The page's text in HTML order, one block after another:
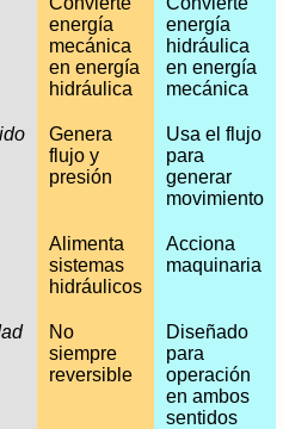
energía
mecánica
en energía
hidráulica
energía
hidráulica
en energía
mecánica
Genera
flujo y
presión
Usa el flujo
para
generar
movimiento
Alimenta
sistemas
hidráulicos
Acciona
maquinaria
No
siempre
reversible
Diseñado
para
operación
en ambos
sentidos